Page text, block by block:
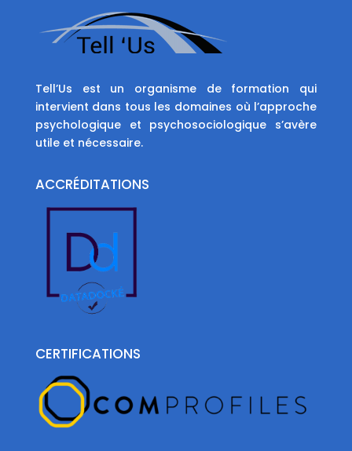
Tell’Us est un organisme de formation qui
intervient dans tous les domaines où l’approche
psychologique et psychosociologique s’avère
utile et nécessaire.
ACCRÉDITATIONS
CERTIFICATIONS